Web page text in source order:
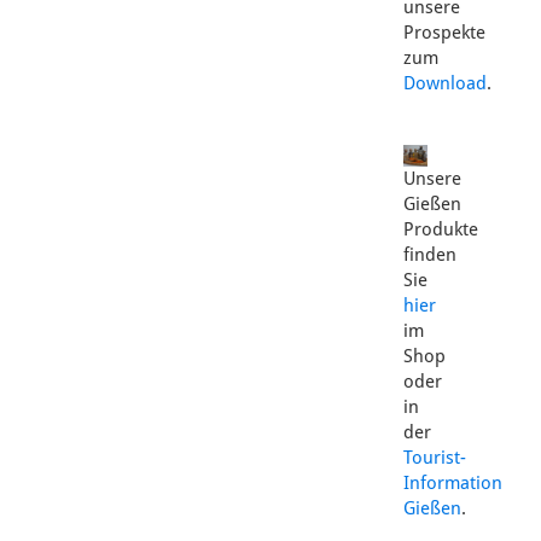
unsere
Prospekte
zum
Download.
Unsere
Gießen
Produkte
finden
Sie
hier
im
Shop
oder
in
der
Tourist-
Information
Gießen.